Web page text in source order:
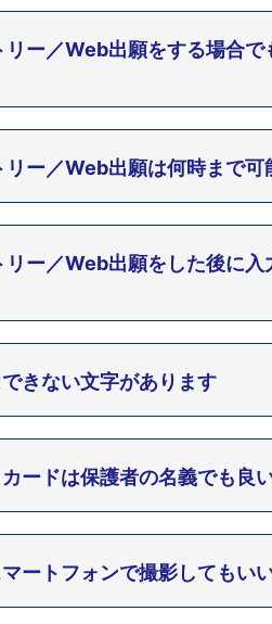
ー／Web出願をする場合
ー／Web出願は何時まで可
ー／Web出願をした後に
きない文字があります
ードは保護者の名義でも良
ートフォンで撮影してもい